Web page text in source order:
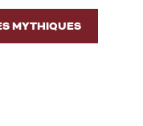
MYTHIQUES